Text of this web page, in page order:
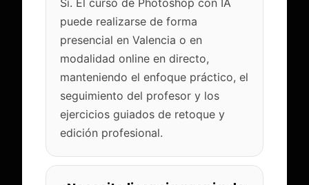
Sí. El curso de Photoshop con IA
puede realizarse de forma
presencial en Valencia o en
modalidad online en directo,
manteniendo el enfoque práctico, el
seguimiento del profesor y los
ejercicios guiados de retoque y
edición profesional.